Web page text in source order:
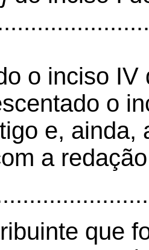
o inciso
o
e, ainda,
a
que